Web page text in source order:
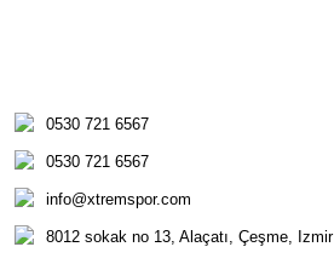
0530 721 6567
0530 721 6567
info@xtremspor.com
8012 sokak no 13, Alaçatı, Çeşme, Izmir